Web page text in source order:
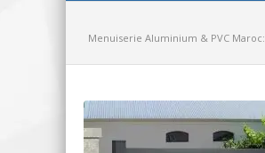
Menuiserie Aluminium & PVC Maroc: